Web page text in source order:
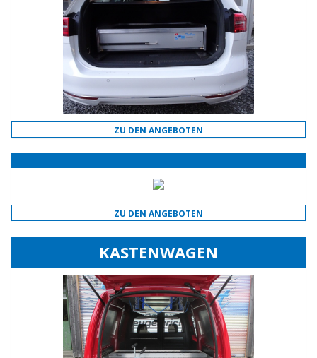
ZU DEN ANGEBOTEN
ZU DEN ANGEBOTEN
KASTENWAGEN